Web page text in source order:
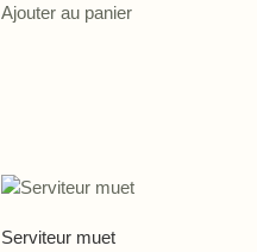
Ajouter au panier
Serviteur muet